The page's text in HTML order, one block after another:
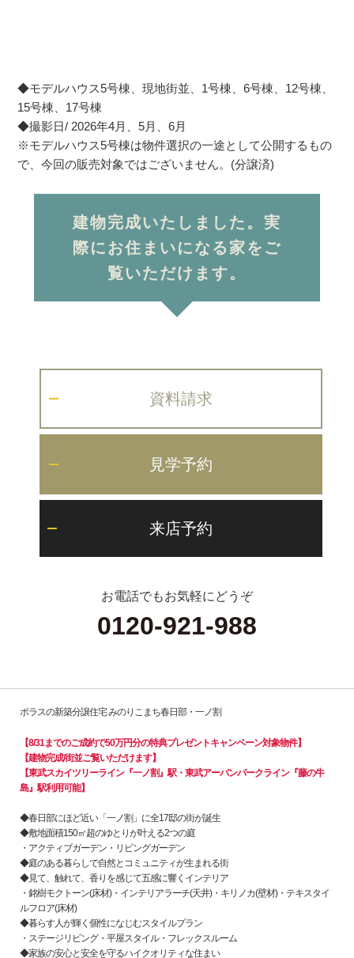
◆モデルハウス5号棟、現地街並、1号棟、6号棟、12号棟、
15号棟、17号棟
◆撮影日/ 2026年4月、5月、6月
※モデルハウス5号棟は物件選択の一途として公開するもの
で、今回の販売対象ではございません。(分譲済)
建物完成いたしました。実
際にお住まいになる家をご
覧いただけます。
資料請求
見学予約
来店予約
お電話でもお気軽にどうぞ
0120-921-988
ポラスの新築分譲住宅 みのりこまち春日部・一ノ割
【8/31までのご成約で50万円分の特典プレゼントキャンペーン対象物件】
【建物完成/街並ご覧いただけます】
【東武スカイツリーライン『一ノ割』駅・東武アーバンパークライン『藤の牛
島』駅利用可能】
◆春日部にほど近い「一ノ割」に全17邸の街が誕生
◆敷地面積150㎡超のゆとりが叶える2つの庭
・アクティブガーデン・リビングガーデン
◆庭のある暮らしで自然とコミュニティが生まれる街
◆見て、触れて、香りを感じて五感に響くインテリア
・銘樹モクトーン(床材)・インテリアラーチ(天井)・キリノカ(壁材)・テキスタイ
ルフロア(床材)
◆暮らす人が輝く個性になじむスタイルプラン
・ステージリビング・平屋スタイル・フレックスルーム
◆家族の安心と安全を守るハイクオリティな住まい